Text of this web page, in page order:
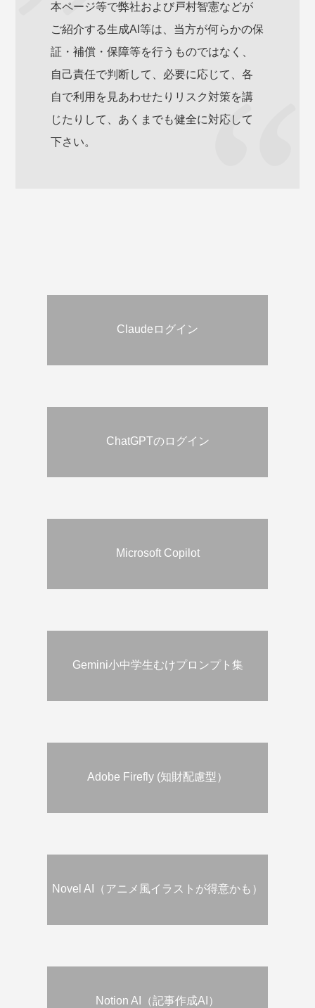
本ページ等で弊社および戸村智憲などが
ご紹介する生成AI等は、当方が何らかの保
証・補償・保障等を行うものではなく、
自己責任で判断して、必要に応じて、各
自で利用を見あわせたりリスク対策を講
じたりして、あくまでも健全に対応して
下さい。
Claudeログイン
ChatGPTのログイン
Microsoft Copilot
Gemini小中学生むけプロンプト集
Adobe Firefly (知財配慮型）
Novel AI（アニメ風イラストが得意かも）
Notion AI（記事作成AI）